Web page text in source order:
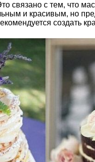
связано с тем, что
и красивым, но
создать